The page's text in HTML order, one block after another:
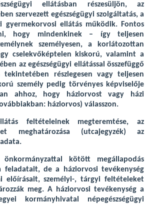
ellátásban részesüljön, az
szervezett egészségügyi szolgáltatás, a
gyermekorvosi ellátás működik. Fontos
hogy mindenkinek – így teljesen
személyesen, a korlátozottan
cselekvőképtelen kiskorú, valamint a
az egészségügyi ellátással összefüggő
tekintetében részlegesen vagy teljesen
személy pedig törvényes képviselője
ahhoz, hogy háziorvost vagy házi
háziorvos) válasszon.
feltételeinek megteremtése, az
meghatározása (utcajegyzék) az
kötött megállapodás
de a háziorvosi tevékenység
előírásait, személyi-, tárgyi feltételeket
meg. A háziorvosi tevékenység a
kormányhivatal népegészségügyi